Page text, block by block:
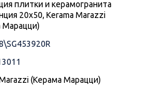
плитки и керамогранита
20х50, Kerama Marazzi
Марацци)
(Керама Марацци)